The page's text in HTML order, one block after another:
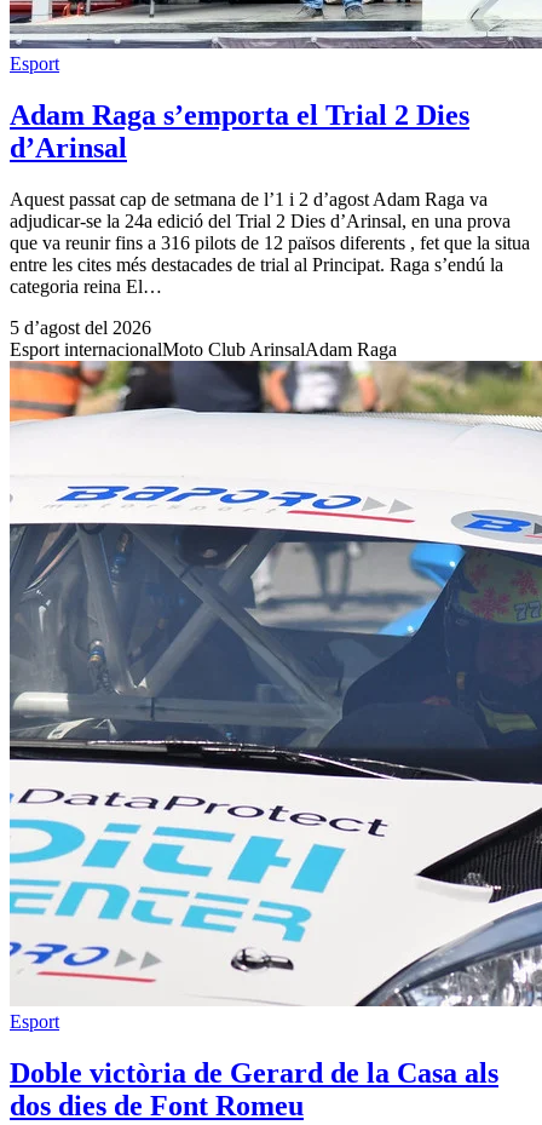
Esport
Adam Raga s’emporta el Trial 2 Dies
d’Arinsal
Aquest passat cap de setmana de l’1 i 2 d’agost Adam Raga va
adjudicar-se la 24a edició del Trial 2 Dies d’Arinsal, en una prova
que va reunir fins a 316 pilots de 12 països diferents , fet que la situa
entre les cites més destacades de trial al Principat. Raga s’endú la
categoria reina El…
5 d’agost del 2026
Esport internacionalMoto Club ArinsalAdam Raga
Esport
Doble victòria de Gerard de la Casa als
dos dies de Font Romeu